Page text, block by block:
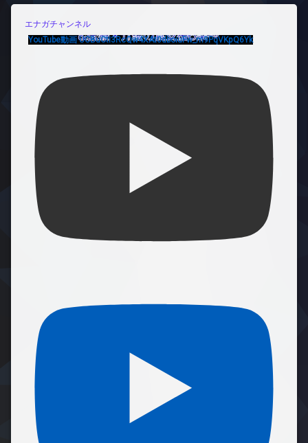
エナガチャンネル
YouTube動画 UCBuCtI3RcQw4XAt0dboiuFw_m9PqVKpQ6Yk